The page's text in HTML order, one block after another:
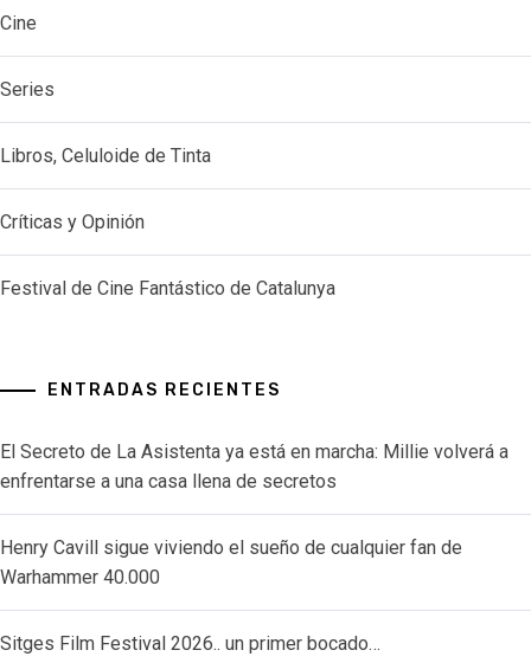
Cine
Series
Libros, Celuloide de Tinta
Críticas y Opinión
Festival de Cine Fantástico de Catalunya
ENTRADAS RECIENTES
El Secreto de La Asistenta ya está en marcha: Millie volverá a
enfrentarse a una casa llena de secretos
Henry Cavill sigue viviendo el sueño de cualquier fan de
Warhammer 40.000
Sitges Film Festival 2026.. un primer bocado…